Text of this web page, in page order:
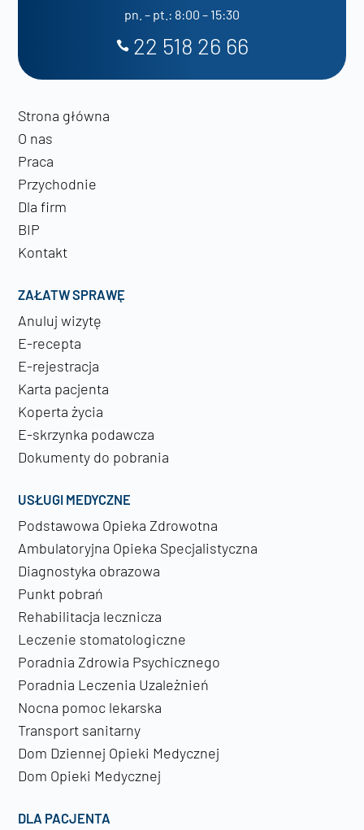
pn. – pt.: 8:00 – 15:30
22 518 26 66
Strona główna
O nas
Praca
Przychodnie
Dla firm
BIP
Kontakt
ZAŁATW SPRAWĘ
Anuluj wizytę
E-recepta
E-rejestracja
Karta pacjenta
Koperta życia
E-skrzynka podawcza
Dokumenty do pobrania
USŁUGI MEDYCZNE
Podstawowa Opieka Zdrowotna
Ambulatoryjna Opieka Specjalistyczna
Diagnostyka obrazowa
Punkt pobrań
Rehabilitacja lecznicza
Leczenie stomatologiczne
Poradnia Zdrowia Psychicznego
Poradnia Leczenia Uzależnień
Nocna pomoc lekarska
Transport sanitarny
Dom Dziennej Opieki Medycznej
Dom Opieki Medycznej
DLA PACJENTA